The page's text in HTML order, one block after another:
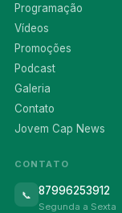
Programação
Vídeos
Promoções
Podcast
Galeria
Contato
Jovem Cap News
CONTATO
📞 87996253912
Segunda a Sexta